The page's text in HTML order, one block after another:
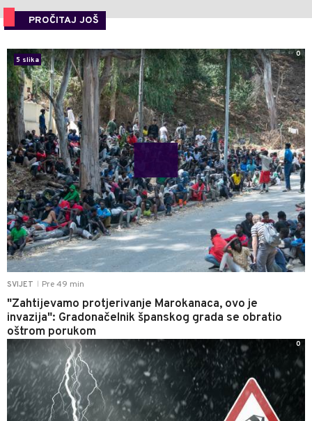
PROČITAJ JOŠ
SVIJET Pre 49 min
"Zahtijevamo protjerivanje Marokanaca, ovo je
invazija": Gradonačelnik španskog grada se obratio
oštrom porukom
5 slika
0
0